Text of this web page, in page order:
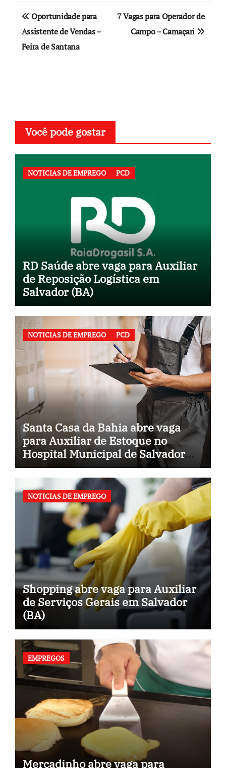
Navegação
de
Post
Oportunidade para
Assistente de Vendas –
Feira de Santana
7 Vagas para Operador de
Campo – Camaçari
Você pode gostar
NOTICIAS DE EMPREGO PCD
RD Saúde abre vaga para Auxiliar
de Reposição Logística em
Salvador (BA)
NOTICIAS DE EMPREGO PCD
Santa Casa da Bahia abre vaga
para Auxiliar de Estoque no
Hospital Municipal de Salvador
(BA)
NOTICIAS DE EMPREGO
Shopping abre vaga para Auxiliar
de Serviços Gerais em Salvador
(BA)
EMPREGOS
Mercadinho abre vaga para